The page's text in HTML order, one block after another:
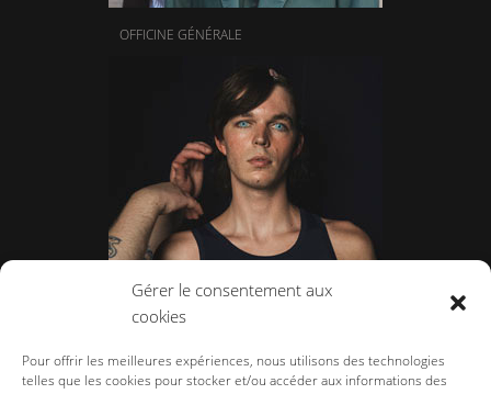
Gérer le consentement aux
cookies
Pour offrir les meilleures expériences, nous utilisons des technologies
telles que les cookies pour stocker et/ou accéder aux informations des
OFFICINE GÉNÉRALE
LAZOSCHMIDL